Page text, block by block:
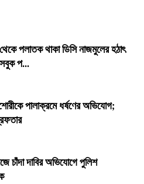
পলাতক থাকা ডিসি নাজমুলের হঠাৎ
প...
পালাক্রমে ধর্ষণের অভিযোগ;
চাঁদা দাবির অভিযোগে পুলিশ